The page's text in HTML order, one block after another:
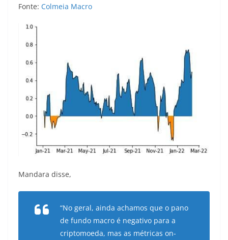
Fonte: Colmeia Macro
Mandara disse,
“No geral, ainda achamos que o pano
de fundo macro é negativo para a
criptomoeda, mas as métricas on-